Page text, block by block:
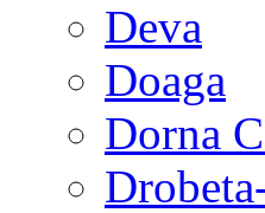
Deva
Doaga
Dorna